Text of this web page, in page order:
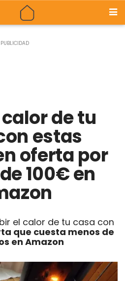
de tu
estas
oferta por
100€ en
el calor de tu casa con
que cuesta menos de
en Amazon